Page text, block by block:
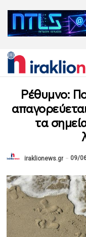
Ρέθυμνο:
τα
iraklionews.gr 09/